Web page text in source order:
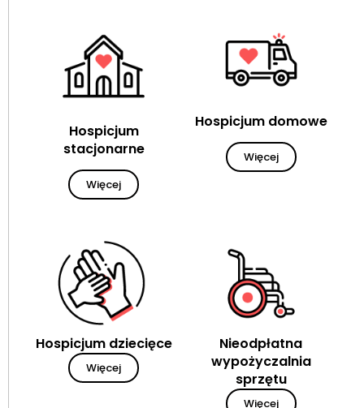
Hospicjum
stacjonarne
Więcej
Hospicjum domowe
Więcej
Hospicjum dziecięce
Więcej
Nieodpłatna
wypożyczalnia
sprzętu
Więcej